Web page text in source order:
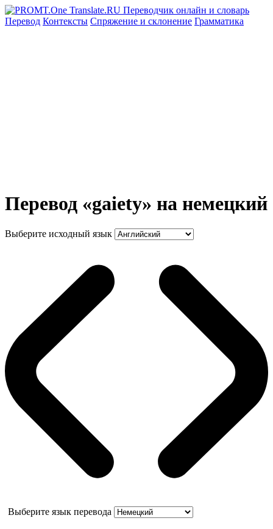
Перевод Контексты Спряжение и склонение Грамматика
Перевод «gaiety» на немецкий
Выберите исходный язык
Выберите язык перевода